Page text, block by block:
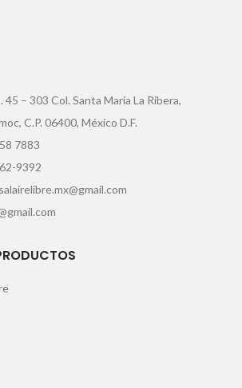
– 303 Col. Santa María La Ribera,
C.P. 06400, México D.F.
7883
9392